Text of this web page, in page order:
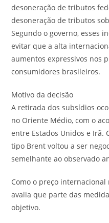
desoneração de tributos
desoneração de tributos
Segundo o governo, esses
evitar que a alta
aumentos expressivos nos
consumidores brasileiros.
Motivo da decisão
A retirada dos subsídios
no Oriente Médio, com o
entre Estados Unidos e Irã.
tipo Brent voltou a ser
semelhante ao observado
Como o preço
avalia que parte das
objetivo.